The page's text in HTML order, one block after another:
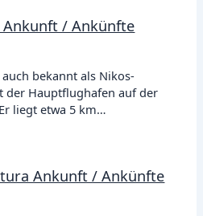
/ Ankünfte
bekannt als Nikos-
der Hauptflughafen auf der
liegt etwa 5 km…
Ankunft / Ankünfte